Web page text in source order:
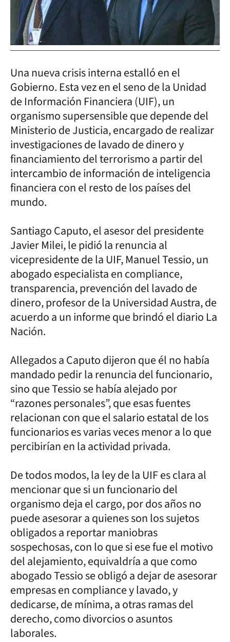
Una nueva crisis interna estalló en el
Gobierno. Esta vez en el seno de la Unidad
de Información Financiera (UIF), un
organismo supersensible que depende del
Ministerio de Justicia, encargado de realizar
investigaciones de lavado de dinero y
financiamiento del terrorismo a partir del
intercambio de información de inteligencia
financiera con el resto de los países del
mundo.
Santiago Caputo, el asesor del presidente
Javier Milei, le pidió la renuncia al
vicepresidente de la UIF, Manuel Tessio, un
abogado especialista en compliance,
transparencia, prevención del lavado de
dinero, profesor de la Universidad Austra, de
acuerdo a un informe que brindó el diario La
Nación.
Allegados a Caputo dijeron que él no había
mandado pedir la renuncia del funcionario,
sino que Tessio se había alejado por
“razones personales”, que esas fuentes
relacionan con que el salario estatal de los
funcionarios es varias veces menor a lo que
percibirían en la actividad privada.
De todos modos, la ley de la UIF es clara al
mencionar que si un funcionario del
organismo deja el cargo, por dos años no
puede asesorar a quienes son los sujetos
obligados a reportar maniobras
sospechosas, con lo que si ese fue el motivo
del alejamiento, equivaldría a que como
abogado Tessio se obligó a dejar de asesorar
empresas en compliance y lavado, y
dedicarse, de mínima, a otras ramas del
derecho, como divorcios o asuntos
laborales.